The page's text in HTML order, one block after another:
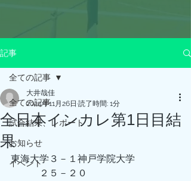
記事
全ての記事
試合結果、レポート
お知らせ
イベント
全ての記事
全日本インカレ第1日目結
果
大井哉佳
2024年11月26日 読了時間: 1分
東海大学３－１神戸学院大学
２５－２０